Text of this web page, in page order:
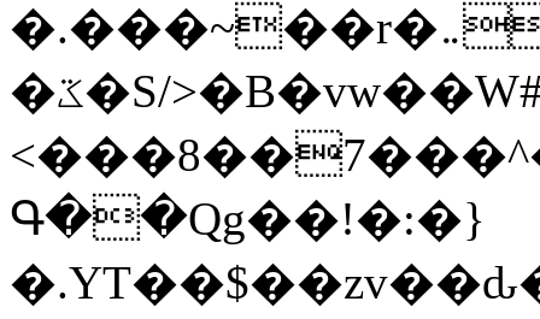
�.���~��r�޼�}�܅�mؕWu���K}
�ػ�S/>�B�vw��W#�I��*]\W��)Ħ�1��fC}
Գ��Qg��!�:�}